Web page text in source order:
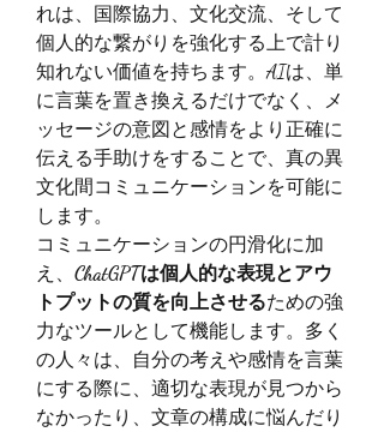
れは、国際協力、文化交流、そして
個人的な繋がりを強化する上で計り
知れない価値を持ちます。AIは、単
に言葉を置き換えるだけでなく、メ
ッセージの意図と感情をより正確に
伝える手助けをすることで、真の異
文化間コミュニケーションを可能に
します。
コミュニケーションの円滑化に加
え、 ChatGPTは個人的な表現とアウ
トプットの質を向上させるための強
力なツールとして機能します。多く
の人々は、自分の考えや感情を言葉
にする際に、適切な表現が見つから
なかったり、文章の構成に悩んだり